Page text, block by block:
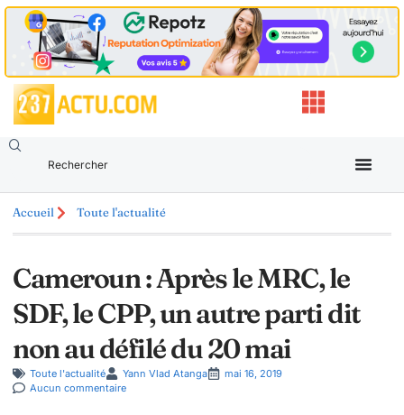
Accueil Toute l'actualité
Cameroun : Après le MRC, le
SDF, le CPP, un autre parti dit
non au défilé du 20 mai
Toute l'actualité Yann Vlad Atanga
mai 16, 2019
Aucun commentaire